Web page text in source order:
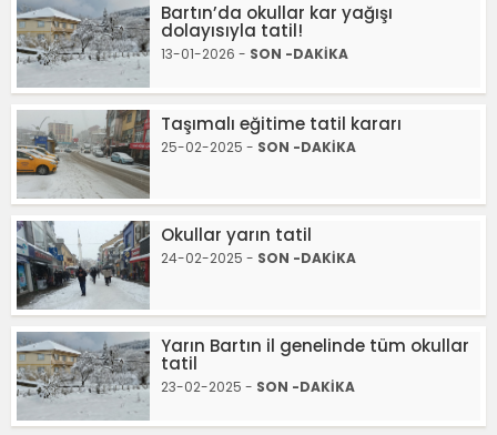
Bartın’da okullar kar yağışı
dolayısıyla tatil!
13-01-2026 - SON -DAKİKA
Taşımalı eğitime tatil kararı
25-02-2025 - SON -DAKİKA
Okullar yarın tatil
24-02-2025 - SON -DAKİKA
Yarın Bartın il genelinde tüm okullar
tatil
23-02-2025 - SON -DAKİKA